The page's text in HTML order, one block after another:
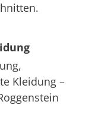
Kleidung –